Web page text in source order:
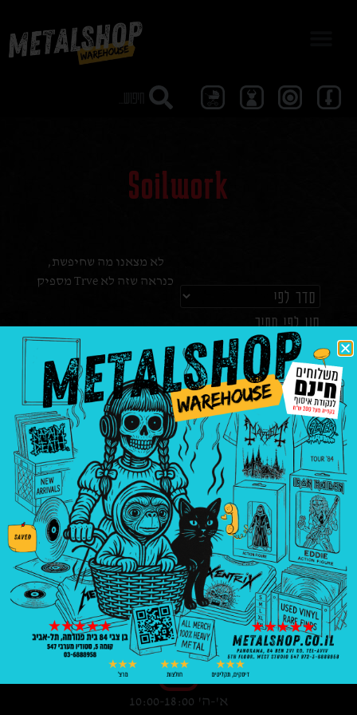
Soilwork
סנן לפי מחיר
₪
8
—
₪
3008
לא מצאנו מה שחיפשת,
כנראה שזה לא Trve מספיק
בניין פנורמה, בן צבי 84, ת"א קומה 5, סטודיו
547
03-6888958
א'-ה' 10:00-18:00